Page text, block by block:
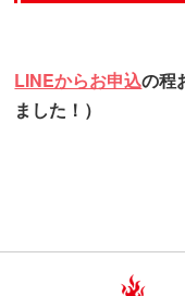
LINEからお申込の程
ました！）